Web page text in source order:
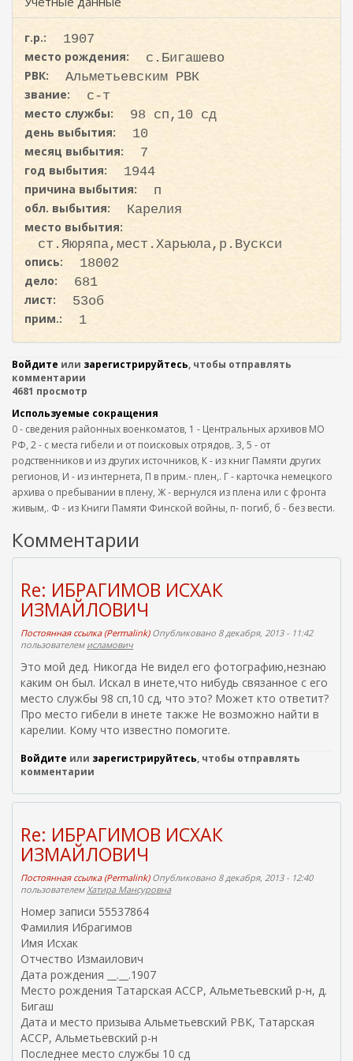
и
г.р.:
1907
место рождения:
с.Бигашево
РВК:
Альметьевским РВК
звание:
с-т
место службы:
98 сп,10 сд
день выбытия:
10
месяц выбытия:
7
год выбытия:
1944
причина выбытия:
п
обл. выбытия:
Карелия
место выбытия:
ст.Яюряпа,мест.Харьюла,р.Вускси
опись:
18002
дело:
681
лист:
53об
прим.:
1
Войдите или зарегистрируйтесь, чтобы отправлять
комментарии
4681 просмотр
Используемые сокращения
0 - сведения районных военкоматов, 1 - Центральных архивов МО
РФ, 2 - с места гибели и от поисковых отрядов,. 3, 5 - от
родственников и из других источников, К - из книг Памяти других
регионов, И - из интернета, П в прим.- плен,. Г - карточка немецкого
архива о пребывании в плену, Ж - вернулся из плена или с фронта
живым,. Ф - из Книги Памяти Финской войны, п- погиб, б - без вести.
Комментарии
Re: ИБРАГИМОВ ИСХАК
ИЗМАЙЛОВИЧ
Постоянная ссылка (Permalink)Опубликовано 8 декабря, 2013 - 11:42
пользователем исламович
Это мой дед. Никогда Не видел его фотографию,незнаю
каким он был. Искал в инете,что нибудь связанное с его
место службы 98 сп,10 сд, что это? Может кто ответит?
Про место гибели в инете также Не возможно найти в
карелии. Кому что известно помогите.
Войдите или зарегистрируйтесь, чтобы отправлять
комментарии
Re: ИБРАГИМОВ ИСХАК
ИЗМАЙЛОВИЧ
Постоянная ссылка (Permalink)Опубликовано 8 декабря, 2013 - 12:40
пользователемХатира Мансуровна
Номер записи 55537864
Фамилия Ибрагимов
Имя Исхак
Отчество Измаилович
Дата рождения __.__.1907
Место рождения Татарская АССР, Альметьевский р-н, д.
Бигаш
Дата и место призыва Альметьевский РВК, Татарская
АССР, Альметьевский р-н
Последнее место службы 10 сд